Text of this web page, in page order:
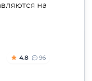
на
4.8 96